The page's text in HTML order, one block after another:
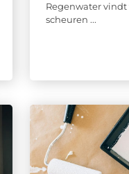
Regenwater
scheuren ...